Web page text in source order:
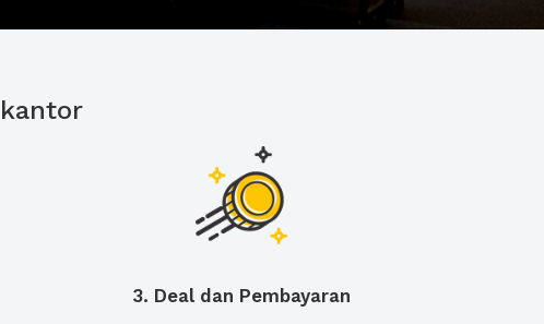
3. Deal dan Pembayaran